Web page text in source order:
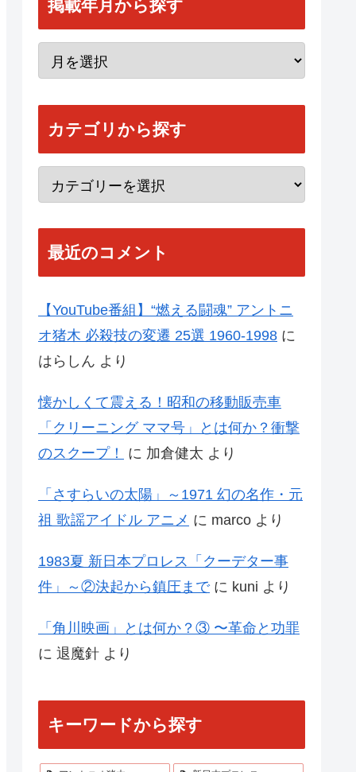
掲載年月から探す
カテゴリから探す
最近のコメント
【YouTube番組】“燃える闘魂” アントニ
オ猪木 必殺技の変遷 25選 1960-1998 に
はらしん より
懐かしくて震える！昭和の移動販売車
「クリーニング ママ号」とは何か？衝撃
のスクープ！
に 加倉健太 より
「さすらいの太陽」～1971 幻の名作・元
祖 歌謡アイドル アニメ に marco より
1983夏 新日本プロレス「クーデター事
件」～②決起から鎮圧までに kuni より
「角川映画」とは何か？③ 〜革命と功罪
に 退魔針 より
キーワードから探す